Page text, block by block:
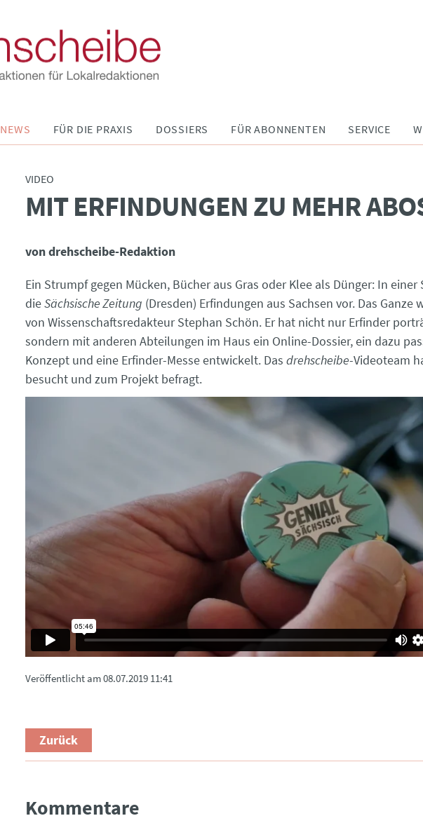
NEWS FÜR DIE PRAXIS DOSSIERS FÜR ABONNENTEN SERVICE
VIDEO
MIT ERFINDUNGEN ZU MEHR
von drehscheibe-Redaktion
Ein Strumpf gegen Mücken, Bücher aus Gras oder Klee als Dünger: In
dieSächsische Zeitung (Dresden) Erfindungen aus Sachsen vor. Das Ganze
von Wissenschaftsredakteur Stephan Schön. Er hat nicht nur Erfinder
sondern mit anderen Abteilungen im Haus ein Online-Dossier, ein dazu
Konzept und eine Erfinder-Messe entwickelt. Das drehscheibe-Videoteam
besucht und zum Projekt befragt.
Veröffentlicht am08.07.2019 11:41
Zurück
Kommentare